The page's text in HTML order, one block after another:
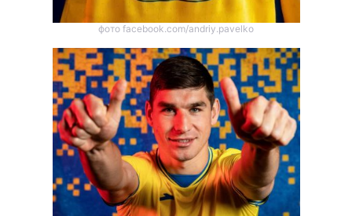
фото facebook.com/andriy.pavelko